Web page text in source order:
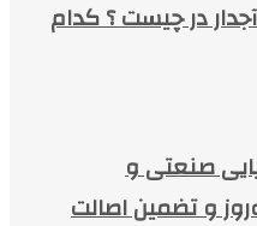
در چیست ؟ کدام
صنعتی و
و تضمین اصالت